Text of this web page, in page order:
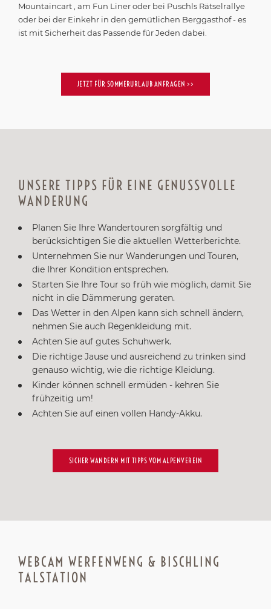
oder bei der Einkehr in den gemütlichen Berggasthof - es
ist mit Sicherheit das Passende für Jeden dabei.
WANDERUNG
berücksichtigen Sie die aktuellen Wetterberichte.
Unternehmen Sie nur Wanderungen und Touren,
die Ihrer Kondition entsprechen.
Starten Sie Ihre Tour so früh wie möglich, damit Sie
nicht in die Dämmerung geraten.
Das Wetter in den Alpen kann sich schnell ändern,
nehmen Sie auch Regenkleidung mit.
Achten Sie auf gutes Schuhwerk.
Die richtige Jause und ausreichend zu trinken sind
genauso wichtig, wie die richtige Kleidung.
Kinder können schnell ermüden - kehren Sie
frühzeitig um!
Achten Sie auf einen vollen Handy-Akku.
TALSTATION